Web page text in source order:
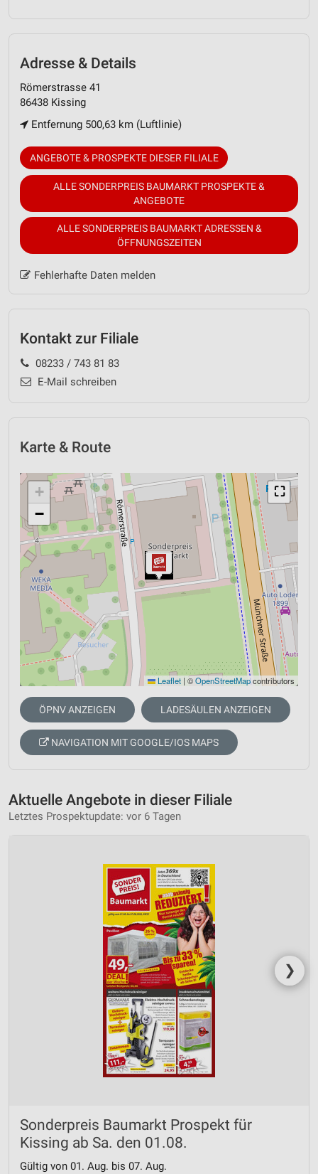
Adresse & Details
Römerstrasse 41
86438 Kissing
Entfernung 500,63 km (Luftlinie)
ANGEBOTE & PROSPEKTE DIESER FILIALE
ALLE SONDERPREIS BAUMARKT PROSPEKTE &
ANGEBOTE
ALLE SONDERPREIS BAUMARKT ADRESSEN &
ÖFFNUNGSZEITEN
Fehlerhafte Daten melden
Kontakt zur Filiale
08233 / 743 81 83
E-Mail schreiben
Karte & Route
⛶
+
−
Leaflet | ©OpenStreetMapcontributors
ÖPNV ANZEIGEN LADESÄULEN ANZEIGEN
NAVIGATION MIT GOOGLE/IOS MAPS
Aktuelle Angebote in dieser Filiale
Letztes Prospektupdate: vor 6 Tagen
❯
Sonderpreis Baumarkt Prospekt für
Kissing ab Sa. den 01.08.
Gültig von 01. Aug. bis 07. Aug.